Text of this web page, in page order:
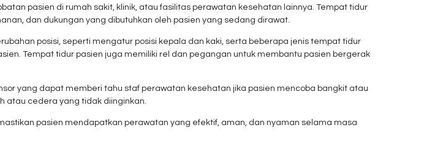
pasien di rumah sakit, klinik, atau fasilitas perawatan kesehatan lainnya. Tempat tidur
dan dukungan yang dibutuhkan oleh pasien yang sedang dirawat.
posisi, seperti mengatur posisi kepala dan kaki, serta beberapa jenis tempat tidur
Tempat tidur pasien juga memiliki rel dan pegangan untuk membantu pasien bergerak
yang dapat memberi tahu staf perawatan kesehatan jika pasien mencoba bangkit atau
atau cedera yang tidak diinginkan.
pasien mendapatkan perawatan yang efektif, aman, dan nyaman selama masa